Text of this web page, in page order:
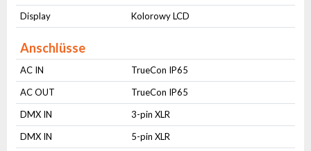
Display
Kolorowy LCD
Anschlüsse
AC IN
TrueCon IP65
AC OUT
TrueCon IP65
DMX IN
3-pin XLR
DMX IN
5-pin XLR